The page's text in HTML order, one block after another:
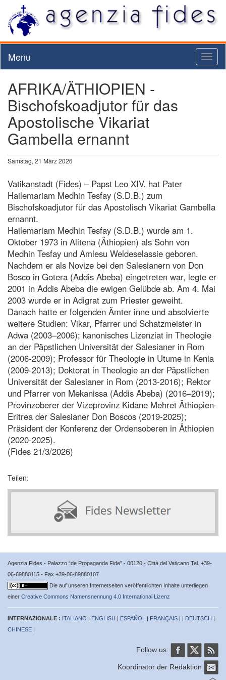
Menu
AFRIKA/ÄTHIOPIEN -
Bischofskoadjutor für das
Apostolische Vikariat
Gambella ernannt
Samstag, 21 März 2026
Vatikanstadt (Fides) – Papst Leo XIV. hat Pater
Hailemariam Medhin Tesfay (S.D.B.) zum
Bischofskoadjutor für das Apostolisch Vikariat Gambella
ernannt.
Hailemariam Medhin Tesfay (S.D.B.) wurde am 1.
Oktober 1973 in Alitena (Äthiopien) als Sohn von
Medhin Tesfay und Amlesu Weldeselassie geboren.
Nachdem er als Novize bei den Salesianern von Don
Bosco in Gotera (Addis Abeba) eingetreten war, legte er
2001 in Addis Abeba die ewigen Gelübde ab. Am 4. Mai
2003 wurde er in Adigrat zum Priester geweiht.
Danach hatte er folgenden Ämter inne und absolvierte
weitere Studien: Vikar, Pfarrer und Schatzmeister in
Adwa (2003–2006); kanonisches Lizenziat in Theologie
an der Päpstlichen Universität der Salesianer in Rom
(2006-2009); Professor für Theologie in Utume in Kenia
(2009-2013); Doktorat in Theologie an der Päpstlichen
Universität der Salesianer in Rom (2013-2016); Rektor
und Pfarrer von Mekanissa (Addis Abeba) (2016–2019);
Provinzoberer der Vizeprovinz Kidane Mehret Äthiopien-
Eritrea der Salesianer Don Boscos (2019-2025);
Präsident der Konferenz der Ordensoberen in Äthiopien
(2020-2025).
(Fides 21/3/2026)
Teilen:
Agenzia Fides - Palazzo “de Propaganda Fide” - 00120 - Città del Vaticano Tel. +39-
06-69880115 - Fax +39-06-69880107
Die auf unseren Internetseiten veröffentlichten Inhalte unterliegen
einer Creative Commons Namensnennung 4.0 International Lizenz
INTERNAZIONALE : ITALIANO | ENGLISH | ESPAÑOL | FRANÇAIS | | DEUTSCH |
CHINESE |
Follow us:
Koordinator der Redaktion